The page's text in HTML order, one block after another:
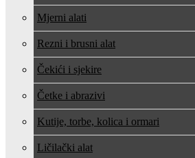
Mjerni alati
Rezni i brusni alat
Čekići i sjekire
Četke i abrazivi
Kutije, torbe, kolica i ormari
Ličilački alat